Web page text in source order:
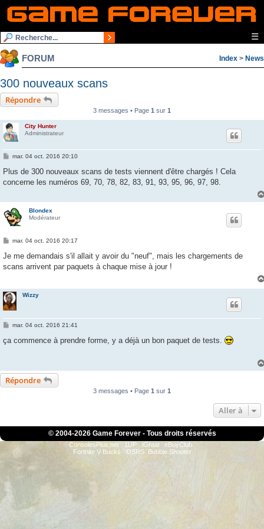
☰
FORUM Index > News
300 nouveaux scans
Répondre
3 messages • Page 1 sur 1
City Hunter
Administrateur
M
s
a
mar. 04 oct. 2016 20:10
Plus de 300 nouveaux scans de tests viennent d'être chargés ! Cela
concerne les numéros 69, 70, 78, 82, 83, 91, 93, 95, 96, 97, 98.
Blondex
Modérateur
M
s
a
mar. 04 oct. 2016 20:17
Je me demandais s'il allait y avoir du "neuf", mais les chargements de
scans arrivent par paquets à chaque mise à jour !
Wizzy
M
s
mar. 04 oct. 2016 21:41
ça commence à prendre forme, y a déjà un bon paquet de tests.
Répondre
3 messages • Page 1 sur 1
Aller à
© 2004-2026 Game Forever - Tous droits réservés
ConsolesPlus.net 1UP iGraal
eBuyClub
Fortnite V-Bucks
OSRS Bubble Shooter